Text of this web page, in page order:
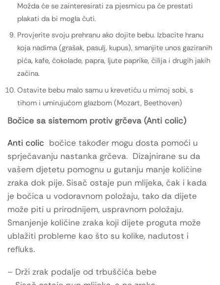
Možda će se zainteresirati za pjesmicu pa će prestati
plakati da bi mogla čuti.
Provjerite svoju prehranu ako dojite bebu. Izbacite hranu
koja nadima (grašak, pasulj, kupus), smanjite unos gaziranih
pića, kafe, čokolade, papra, ljute paprike, čilija i drugih jakih
začina.
Ostavite bebu malo samu u krevetiću u mirnoj sobi, s
tihom i umirujućom glazbom (Mozart, Beethoven)
Bočice sa sistemom protiv grčeva (Anti colic)
Anti colic bočice također mogu dosta pomoći u
sprječavanju nastanka grčeva. Dizajnirane su da
vašem djetetu pomognu u gutanju manje količine
zraka dok pije. Sisač ostaje pun mlijeka, čak i kada
je bočica u vodoravnom položaju, tako da dijete
može piti u prirodnijem, uspravnom položaju.
Smanjenje količine zraka koji dijete proguta može
ublažiti probleme kao što su kolike, nadutost i
refluks.
– Drži zrak podalje od trbuščića bebe